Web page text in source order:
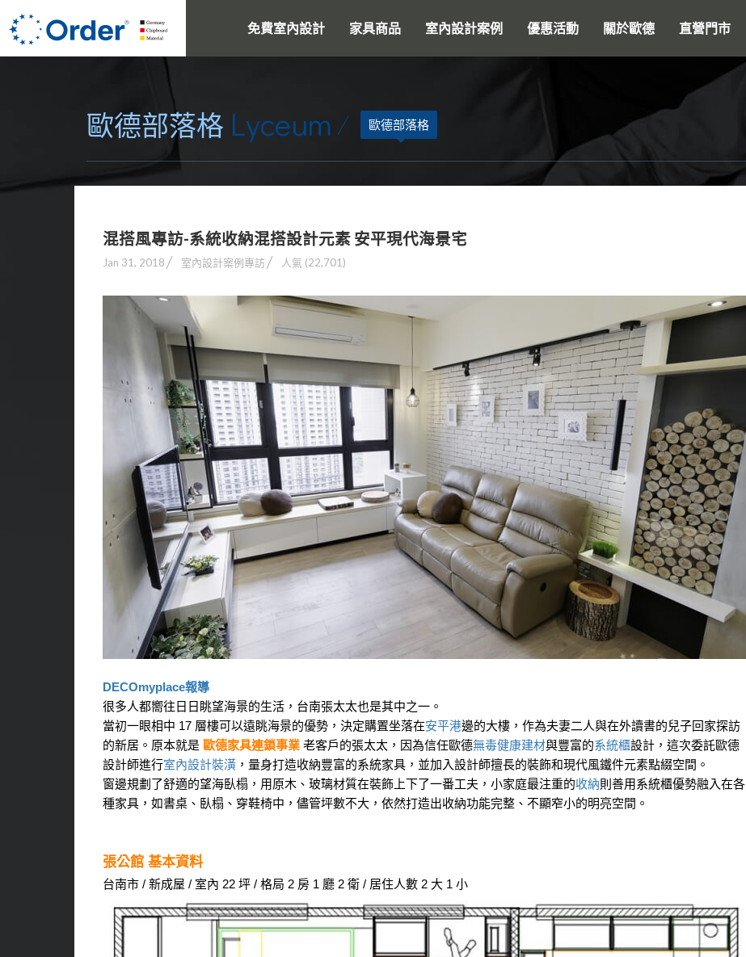
免費室內設計 家具商品 室內設計案例 優惠活動 關於歐德 直營門市
搜尋
歐德部落格 Lyceum 歐德部落格
混搭風專訪-系統收納混搭設計元素 安平現代海景宅
Jan 31, 2018 室內設計案例專訪 人氣 (22,701)
DECOmyplace報導
很多人都嚮往日日眺望海景的生活，台南張太太也是其中之一。
當初一眼相中 17 層樓可以遠眺海景的優勢，決定購置坐落在安平港邊的大樓，作為夫妻二人與在外讀書的兒子回家探訪
的新居。原本就是 歐德家具連鎖事業老客戶的張太太，因為信任歐德無毒健康建材與豐富的系統櫃設計，這次委託歐德
設計師進行室內設計裝潢，量身打造收納豐富的系統家具，並加入設計師擅長的裝飾和現代風鐵件元素點綴空間。
窗邊規劃了舒適的望海臥榻，用原木、玻璃材質在裝飾上下了一番工夫，小家庭最注重的收納則善用系統櫃優勢融入在各
種家具，如書桌、臥榻、穿鞋椅中，儘管坪數不大，依然打造出收納功能完整、不顯窄小的明亮空間。
張公館 基本資料
台南市 / 新成屋 / 室內 22 坪 / 格局 2 房 1 廳 2 衛 / 居住人數 2 大 1 小